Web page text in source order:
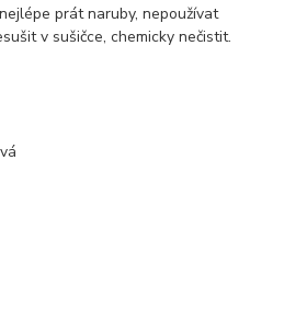
prát naruby, nepoužívat
v sušičce, chemicky nečistit.